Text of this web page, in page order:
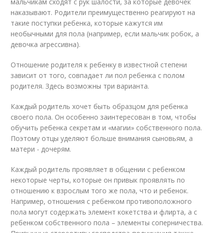
наказывают. Родители преимущественно реагируют на
такие поступки ребенка, которые кажутся им
необычными для пола (например, если мальчик робок, а
девочка агрессивна).
Отношение родителя к ребенку в известной степени
зависит от того, совпадает ли пол ребенка с полом
родителя. Здесь возможны три варианта.
Каждый родитель хочет быть образцом для ребенка
своего пола. Он особенно заинтересован в том, чтобы
обучить ребенка секретам и «магии» собственного пола.
Поэтому отцы уделяют больше внимания сыновьям, а
матери - дочерям.
Каждый родитель проявляет в общении с ребенком
некоторые черты, которые он привык проявлять по
отношению к взрослым того же пола, что и ребенок.
Например, отношения с ребенком противоположного
пола могут содержать элемент кокетства и флирта, а с
ребенком собственного пола – элементы соперничества.